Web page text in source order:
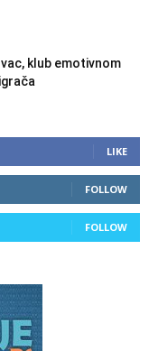
klub emotivnom
LIKE
FOLLOW
FOLLOW